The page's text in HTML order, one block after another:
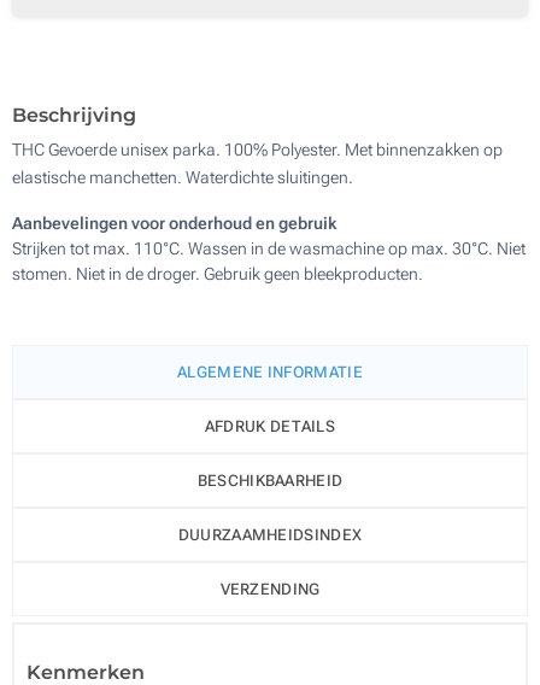
Beschrijving
THC Gevoerde unisex parka. 100% Polyester. Met binnenzakken op
elastische manchetten. Waterdichte sluitingen.
Aanbevelingen voor onderhoud en gebruik
Strijken tot max. 110°C. Wassen in de wasmachine op max. 30°C. Niet
stomen. Niet in de droger. Gebruik geen bleekproducten.
ALGEMENE INFORMATIE
AFDRUK DETAILS
BESCHIKBAARHEID
DUURZAAMHEIDSINDEX
VERZENDING
Kenmerken